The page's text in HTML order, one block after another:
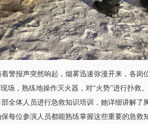
警报声突然响起，烟雾迅速弥漫开来，各岗
场，熟练地操作灭火器，对“火势”进行扑救
全体人员进行急救知识培训，她详细讲解了
每位参演人员都能熟练掌握这些重要的急救